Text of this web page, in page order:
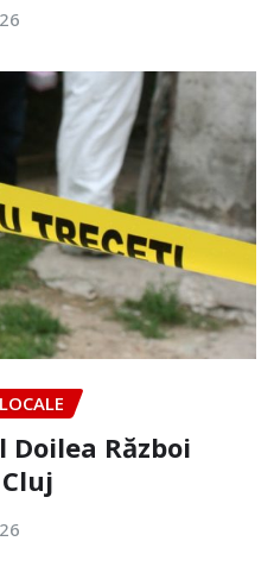
Război